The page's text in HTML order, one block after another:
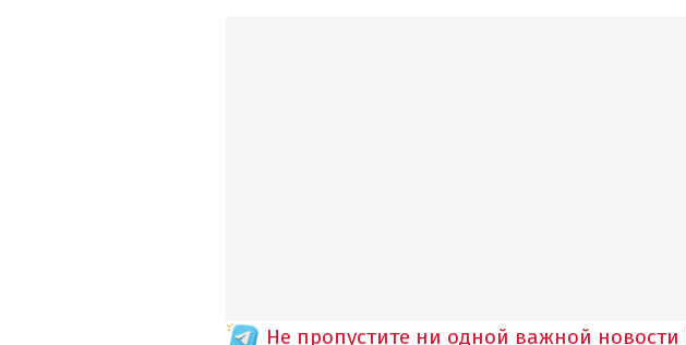
Не пропустите ни одной важной новости